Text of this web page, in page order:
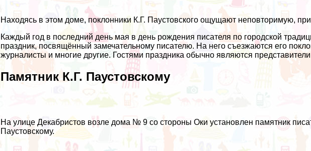
Находясь в этом доме, поклонники К.Г. Паустовского ощущают неповторимую,
Каждый год в последний день мая в день рождения писателя по городской
праздник, посвящённый замечательному писателю. На него съезжаются его
журналисты и многие другие. Гостями праздника обычно являются
Памятник К.Г. Паустовскому
На улице Декабристов возле дома № 9 со стороны Оки установлен памятник
Паустовскому.